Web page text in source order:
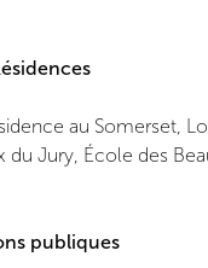
au Somerset,
du Jury, École des
publiques